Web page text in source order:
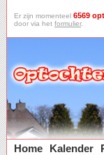
Er zijn momenteel 6569
door via het formulier.
Home
Kalender